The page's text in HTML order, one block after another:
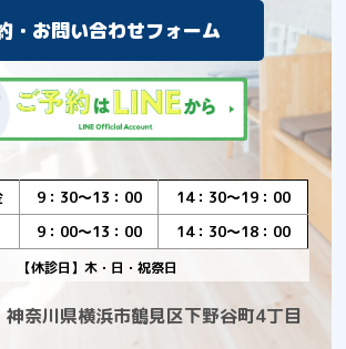
・お問い合わせフォーム
9：30～13：00
14：30～19：00
9：00～13：00 14：30～18：00
【休診日】木・日・祝祭日
奈川県横浜市鶴見区下野谷町4丁目